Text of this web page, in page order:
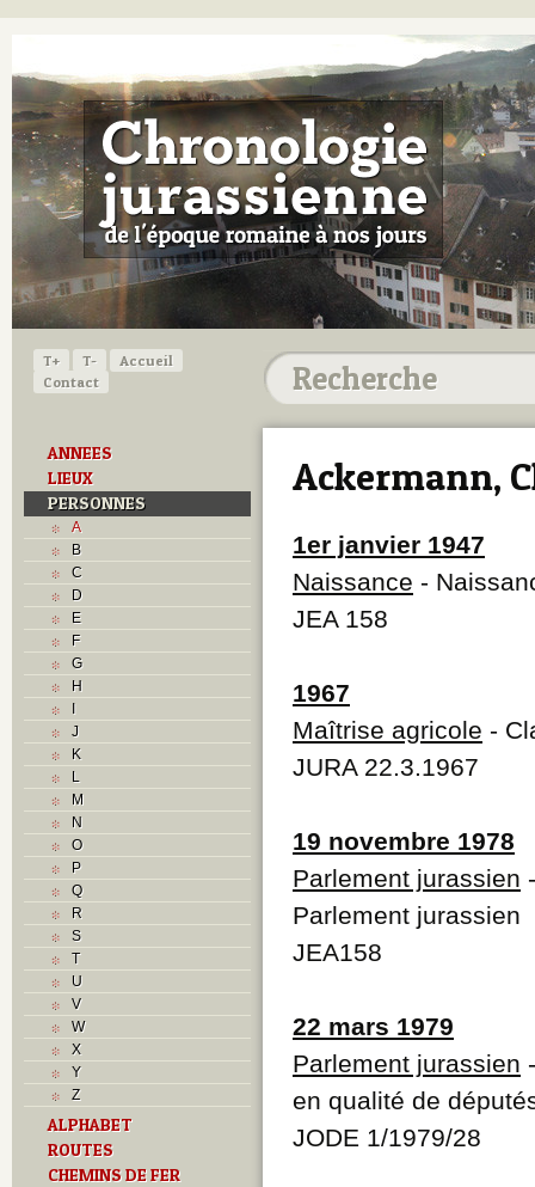
T+ T-
Accueil
Contact
ANNEES
LIEUX
PERSONNES
A
B
C
D
E
F
G
H
I
J
K
L
M
N
O
P
Q
R
S
T
U
V
W
X
Y
Z
ALPHABET
ROUTES
CHEMINS DE FER
Ackermann,
1er janvier 1947
Naissance -
JEA 158
1967
Maîtrise agricole -
JURA 22.3.1967
19 novembre 1978
Parlement jurassien
Parlement jurassien
JEA158
22 mars 1979
Parlement jurassien
en qualité de
JODE 1/1979/28